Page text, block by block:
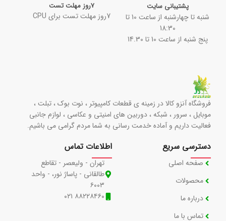
پشتیبانی سایت
شنبه تا چهارشنبه از ساعت 10 تا
18:30
پنج شنبه از ساعت 10 تا 14.30
7روز مهلت تست
7روز مهلت تست برای CPU
فروشگاه آنزو کالا در زمینه ی قطعات کامپیوتر ، نوت بوک ، تبلت ،
موبایل ، سرور ، شبکه ، دوربین های امنیتی و عکاسی ، لوازم جانبی
فعالیت داریم و آماده خدمت رسانی به شما مردم گرامی می باشیم.
دسترسی سریع
صفحه اصلی
محصولات
درباره ما
تماس با ما
اطلاعات تماس
تهران - ولیعصر - تقاطع
طالقانی - پاساژ نور، - واحد
۶۰۰۳
۸۸۲۲۸۴۶۰ ۰۲۱